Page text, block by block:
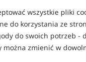
wszystkie pliki
do korzystania ze
do swoich potrzeb -
można zmienić w